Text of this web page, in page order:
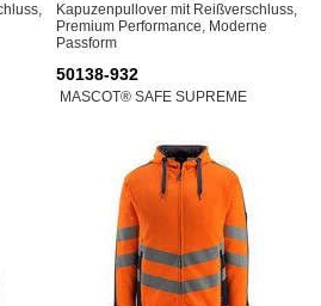
Kapuzenpullover mit Reißverschluss,
Premium Performance, Moderne
Passform
50138-932
MASCOT® SAFE SUPREME